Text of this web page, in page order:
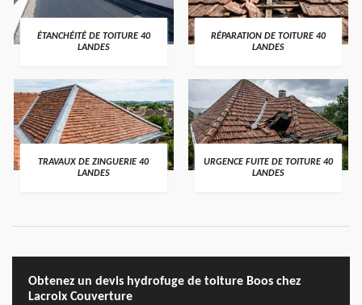
ÉTANCHÉITÉ DE TOITURE 40
LANDES
RÉPARATION DE TOITURE 40
LANDES
TRAVAUX DE ZINGUERIE 40
LANDES
URGENCE FUITE DE TOITURE 40
LANDES
Obtenez un devis hydrofuge de toiture Boos chez
Lacroix Couverture